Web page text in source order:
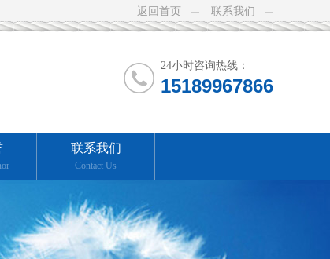
返回首页 联系我们
24小时咨询热线：
15189967866
联系我们
Contact Us